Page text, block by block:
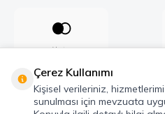
Çerez Kullanımı
Kişisel verileriniz,
sunulması için mevzuata